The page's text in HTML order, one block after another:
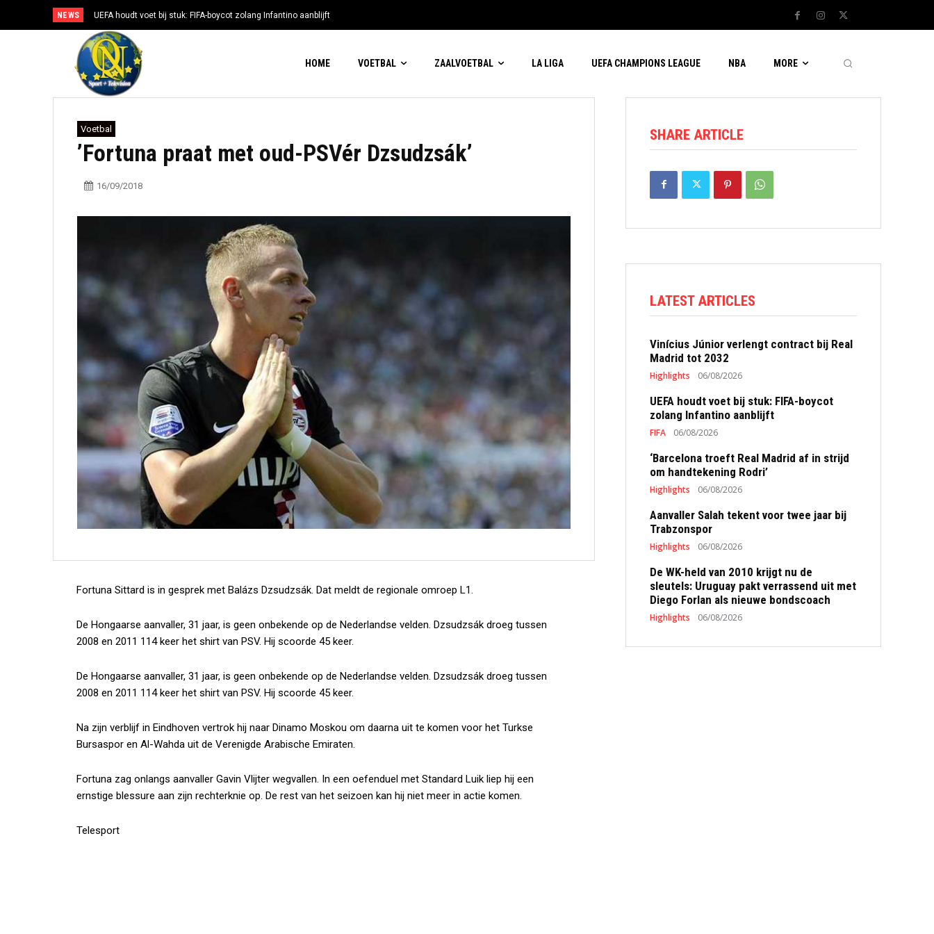
NEWS UEFA houdt voet bij stuk: FIFA-boycot zolang Infantino aanblijft
HOME VOETBAL ZAALVOETBAL LA LIGA UEFA CHAMPIONS LEAGUE NBA MORE
Voetbal
’Fortuna praat met oud-PSVér Dzsudzsák’
16/09/2018
Fortuna Sittard is in gesprek met Balázs Dzsudzsák. Dat meldt de regionale omroep L1.
De Hongaarse aanvaller, 31 jaar, is geen onbekende op de Nederlandse velden. Dzsudzsák droeg tussen
2008 en 2011 114 keer het shirt van PSV. Hij scoorde 45 keer.
De Hongaarse aanvaller, 31 jaar, is geen onbekende op de Nederlandse velden. Dzsudzsák droeg tussen
2008 en 2011 114 keer het shirt van PSV. Hij scoorde 45 keer.
Na zijn verblijf in Eindhoven vertrok hij naar Dinamo Moskou om daarna uit te komen voor het Turkse
Bursaspor en Al-Wahda uit de Verenigde Arabische Emiraten.
Fortuna zag onlangs aanvaller Gavin Vlijter wegvallen. In een oefenduel met Standard Luik liep hij een
ernstige blessure aan zijn rechterknie op. De rest van het seizoen kan hij niet meer in actie komen.
Telesport
SHARE ARTICLE
LATEST ARTICLES
Vinícius Júnior verlengt contract bij Real
Madrid tot 2032
Highlights 06/08/2026
UEFA houdt voet bij stuk: FIFA-boycot
zolang Infantino aanblijft
FIFA 06/08/2026
‘Barcelona troeft Real Madrid af in strijd
om handtekening Rodri’
Highlights 06/08/2026
Aanvaller Salah tekent voor twee jaar bij
Trabzonspor
Highlights 06/08/2026
De WK-held van 2010 krijgt nu de
sleutels: Uruguay pakt verrassend uit met
Diego Forlan als nieuwe bondscoach
Highlights 06/08/2026